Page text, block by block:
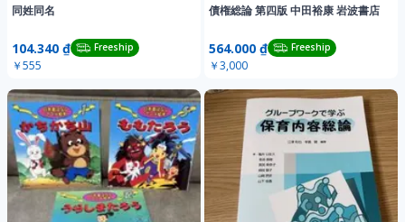
同姓同名
104.340 ₫ Freeship
￥555
債権総論 第四版 中田裕康 岩波書店
564.000 ₫ Freeship
￥3,000